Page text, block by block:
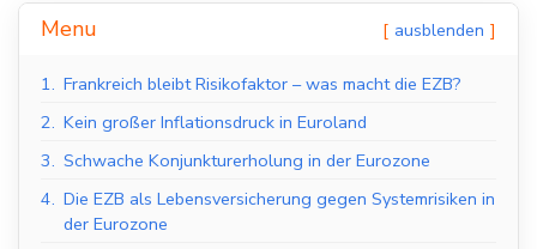
Menu ausblenden
1. Frankreich bleibt Risikofaktor – was macht die EZB?
2. Kein großer Inflationsdruck in Euroland
3. Schwache Konjunkturerholung in der Eurozone
4. Die EZB als Lebensversicherung gegen Systemrisiken in
der Eurozone